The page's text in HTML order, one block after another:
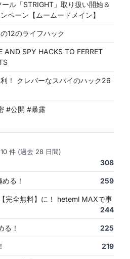
ル「STRIGHT」取り扱い開始＆
ペーン【ムームードメイン】
12のライフハック
AND SPY HACKS TO FERRET
！ クレバーなスパイのハック26
#公開 #暴露
件 (過去 28 日間)
308
る！ 259
完全無料】に！ heteml MAXで事
244
る！ 225
219